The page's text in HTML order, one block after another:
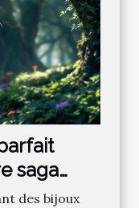
saga
des bijoux